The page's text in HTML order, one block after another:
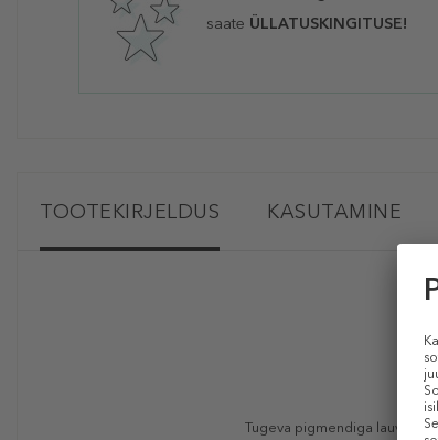
saate ÜLLATUSKINGITUSE!
TOOTEKIRJELDUS KASUTAMINE
Tugeva pigmendiga lauvärv,